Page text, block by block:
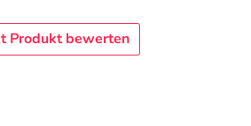
Produkt bewerten